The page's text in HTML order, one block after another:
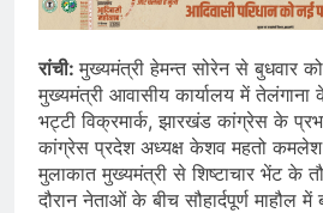
रांची:मुख्यमंत्री हेमन्त सोरेन से बुधवार
मुख्यमंत्री आवासीय कार्यालय में
भट्टी विक्रमार्क, झारखंड कांग्रेस के
कांग्रेस प्रदेश अध्यक्ष केशव महतो
मुलाकात मुख्यमंत्री से शिष्टाचार भेंट के
दौरान नेताओं के बीच सौहार्दपूर्ण माहौल में